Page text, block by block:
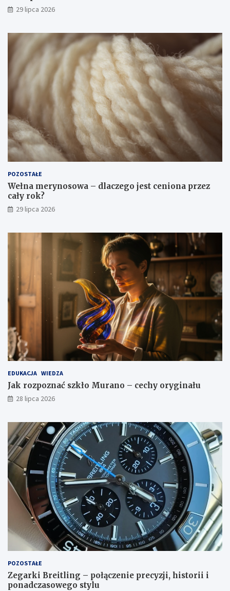
29 lipca 2026
POZOSTAŁE
Wełna merynosowa – dlaczego jest ceniona przez
cały rok?
29 lipca 2026
EDUKACJA WIEDZA
Jak rozpoznać szkło Murano – cechy oryginału
28 lipca 2026
POZOSTAŁE
Zegarki Breitling – połączenie precyzji, historii i
ponadczasowego stylu